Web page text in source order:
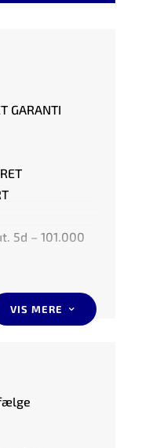
GARANTI
5d – 101.000
VIS MERE 3